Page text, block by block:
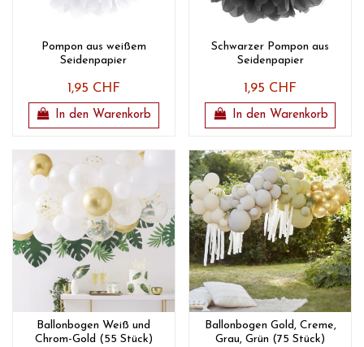
Pompon aus weißem
Seidenpapier
1,95 CHF
In den Warenkorb
Schwarzer Pompon aus
Seidenpapier
1,95 CHF
In den Warenkorb
Ballonbogen Weiß und
Chrom-Gold (55 Stück)
Ballonbogen Gold, Creme,
Grau, Grün (75 Stück)